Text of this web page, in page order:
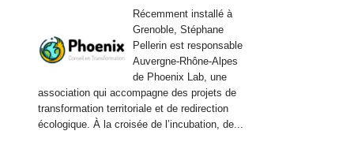
Récemment installé à
Grenoble, Stéphane
Pellerin est responsable
Auvergne-Rhône-Alpes
de Phoenix Lab, une
association qui accompagne des projets de
transformation territoriale et de redirection
écologique. À la croisée de l’incubation, de...